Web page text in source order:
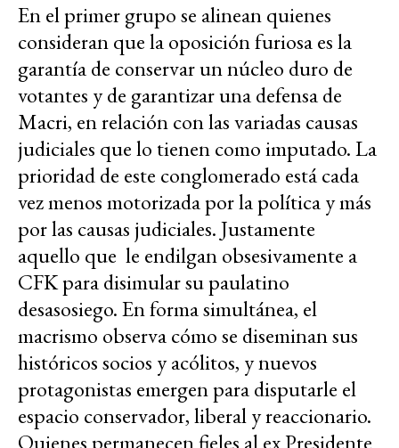
En el primer grupo se alinean quienes
consideran que la oposición furiosa es la
garantía de conservar un núcleo duro de
votantes y de garantizar una defensa de
Macri, en relación con las variadas causas
judiciales que lo tienen como imputado. La
prioridad de este conglomerado está cada
vez menos motorizada por la política y más
por las causas judiciales. Justamente
aquello que le endilgan obsesivamente a
CFK para disimular su paulatino
desasosiego. En forma simultánea, el
macrismo observa cómo se diseminan sus
históricos socios y acólitos, y nuevos
protagonistas emergen para disputarle el
espacio conservador, liberal y reaccionario.
Quienes permanecen fieles al ex Presidente